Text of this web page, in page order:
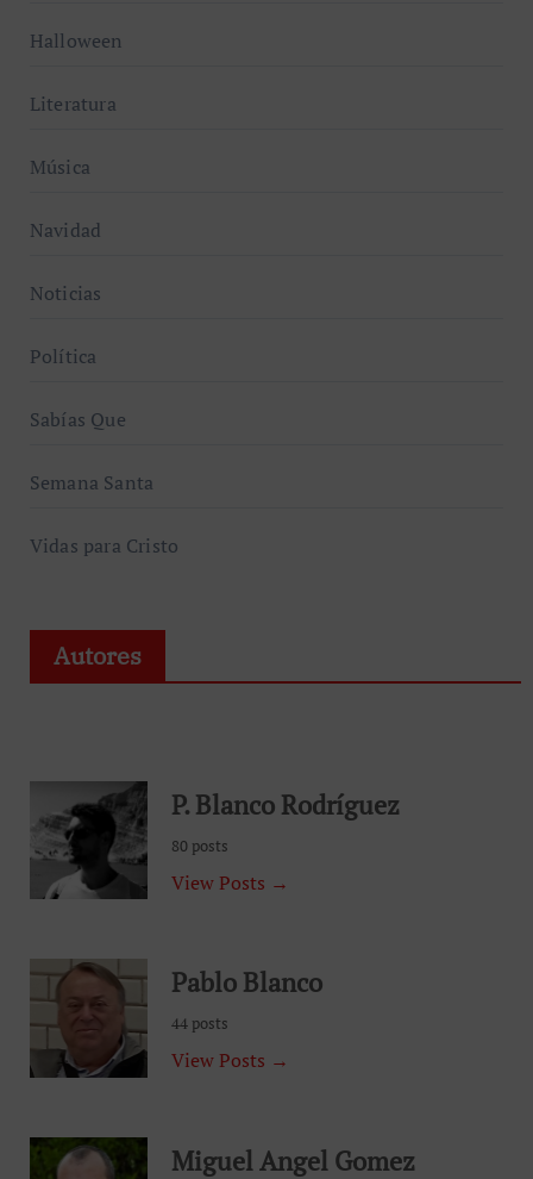
Halloween
Literatura
Música
Navidad
Noticias
Política
Sabías Que
Semana Santa
Vidas para Cristo
Autores
P. Blanco Rodríguez
80 posts
View Posts →
Pablo Blanco
44 posts
View Posts →
Miguel Angel Gomez